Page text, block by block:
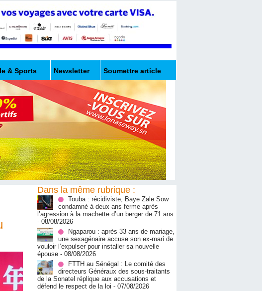
& Sports Newsletter Soumettre article
Dans la même rubrique :
Touba : récidiviste, Baye Zale Sow
condamné à deux ans ferme après
l’agression à la machette d’un berger de 71 ans
- 08/08/2026
Ngaparou : après 33 ans de mariage,
une sexagénaire accuse son ex-mari de
vouloir l’expulser pour installer sa nouvelle
épouse - 08/08/2026
FTTH au Sénégal : Le comité des
directeurs Généraux des sous-traitants
de la Sonatel réplique aux accusations et
défend le respect de la loi - 07/08/2026